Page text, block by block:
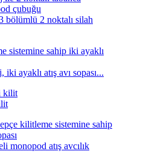
bölümlü 2 noktalı silah
ayaklı atış avı sopası...
monopod atış avcılık